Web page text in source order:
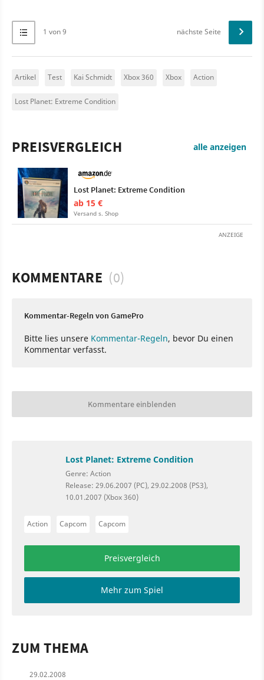
1 von 9 nächste Seite
Artikel Test Kai Schmidt Xbox 360 Xbox Action
Lost Planet: Extreme Condition
PREISVERGLEICH alle anzeigen
Lost Planet: Extreme Condition
ab 15 €
Versand s. Shop
ANZEIGE
KOMMENTARE (0)
Kommentar-Regeln von GamePro
Bitte lies unsere Kommentar-Regeln, bevor Du einen
Kommentar verfasst.
Kommentare einblenden
Lost Planet: Extreme Condition
Genre: Action
Release: 29.06.2007 (PC), 29.02.2008 (PS3),
10.01.2007 (Xbox 360)
Action Capcom Capcom
Preisvergleich
Mehr zum Spiel
ZUM THEMA
29.02.2008